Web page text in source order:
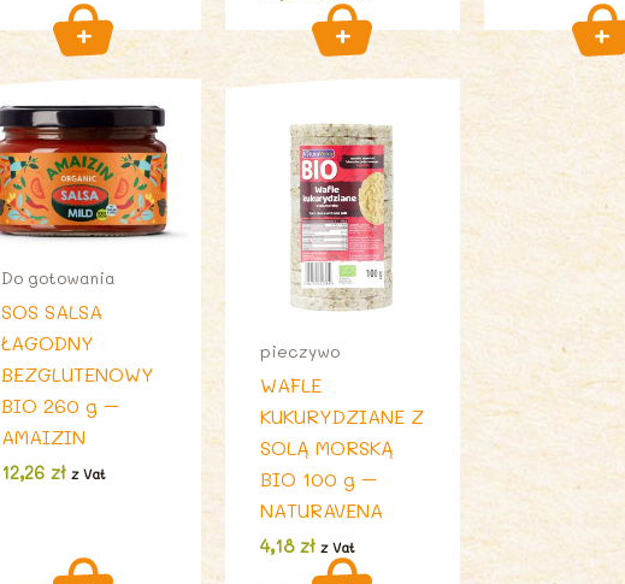
Do gotowania
SOS SALSA
ŁAGODNY
BEZGLUTENOWY
BIO 260 g –
AMAIZIN
12,26 zł z Vat
pieczywo
WAFLE
KUKURYDZIANE Z
SOLĄ MORSKĄ
BIO 100 g –
NATURAVENA
4,18 zł z Vat